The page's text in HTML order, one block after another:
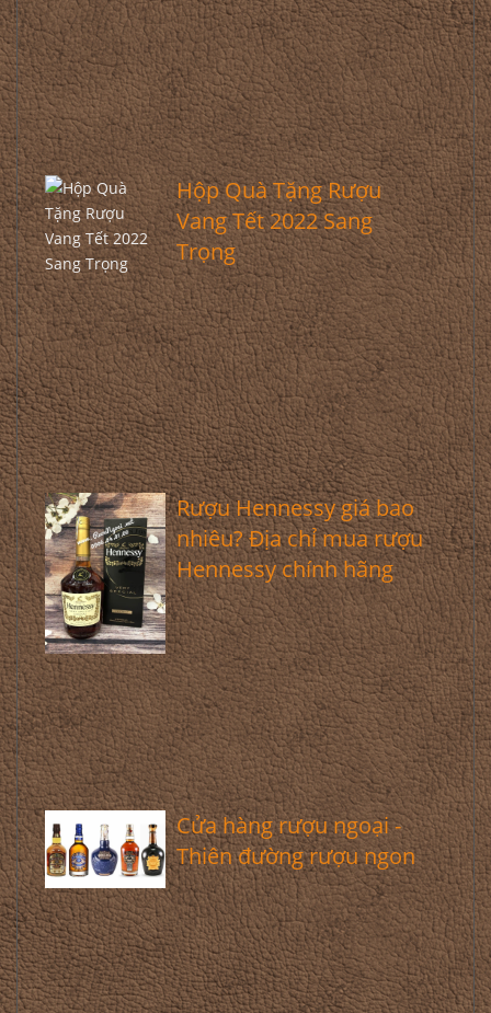
Hộp Quà Tặng Rượu
Vang Tết 2022 Sang
Trọng
Rượu Hennessy giá bao
nhiêu? Địa chỉ mua rượu
Hennessy chính hãng
Cửa hàng rượu ngoại -
Thiên đường rượu ngon